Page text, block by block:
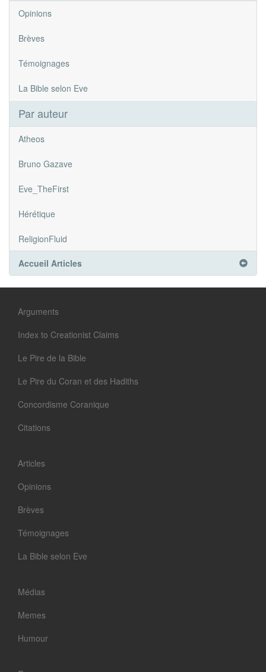
Opinions
Brèves
Témoignages
La Bible selon Eve
Par auteur
Atheos
Bruno Gazave
Eve_TheFirst
Hérétique
ReligionFluid
Accueil Articles
Arguments
Index to Creationist Claims
Le Pire de la Bible
Le Pire du Coran et des Hadiths
Concordisme Coranique
Citations
Articles
Opinions
Brèves
Témoignages
La Bible selon Eve
Médias
Memes
Humour